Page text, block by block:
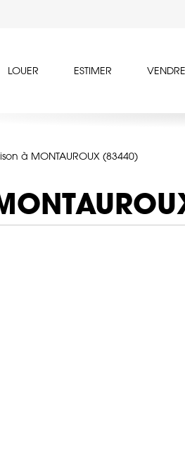
LOUER ESTIMER VENDRE
à MONTAUROUX (83440)